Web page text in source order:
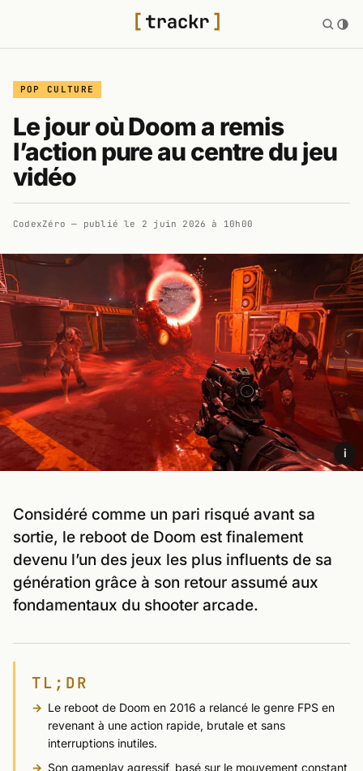
POP CULTURE
Le jour où Doom a remis
l’action pure au centre du jeu
vidéo
CodexZéro — publié le 2 juin 2026 à 10h00
i
Considéré comme un pari risqué avant sa
sortie, le reboot de Doom est finalement
devenu l’un des jeux les plus influents de sa
génération grâce à son retour assumé aux
fondamentaux du shooter arcade.
TL;DR
Le reboot de Doom en 2016 a relancé le genre FPS en
revenant à une action rapide, brutale et sans
interruptions inutiles.
Son gameplay agressif, basé sur le mouvement constant